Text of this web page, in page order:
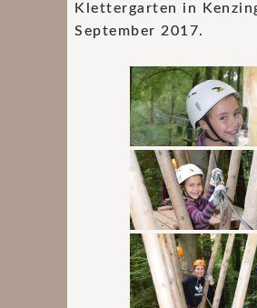
Klettergarten in
September 2017.